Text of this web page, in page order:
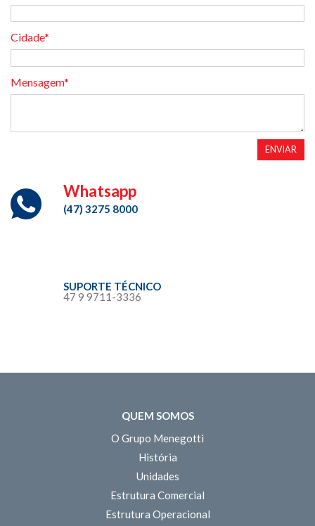
Cidade*
Mensagem*
ENVIAR
Whatsapp
(47) 3275 8000
SUPORTE TÉCNICO
47 9 9711-3336
QUEM SOMOS
O Grupo Menegotti
História
Unidades
Estrutura Comercial
Estrutura Operacional